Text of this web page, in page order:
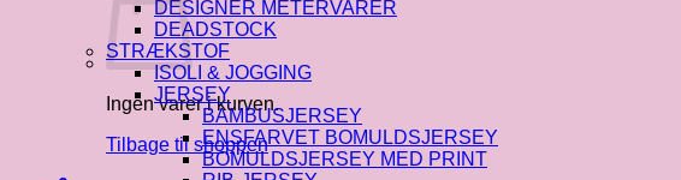
Ingen varer i kurven.
Tilbage til shoppen
DESIGNER METERVARER
DEADSTOCK
STRÆKSTOF
ISOLI & JOGGING
JERSEY
BAMBUSJERSEY
ENSFARVET BOMULDSJERSEY
BOMULDSJERSEY MED PRINT